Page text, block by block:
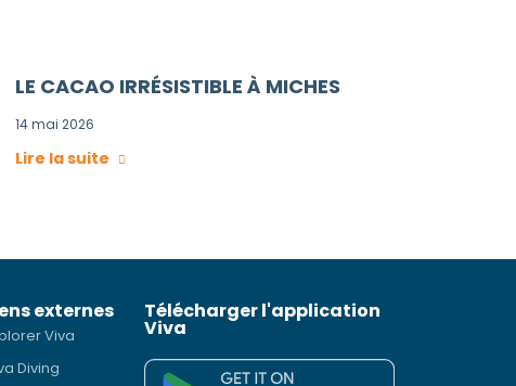
LE CACAO IRRÉSISTIBLE À MICHES
14 mai 2026
Lire la suite
externes
Viva
Diving
Télécharger l'application
Viva